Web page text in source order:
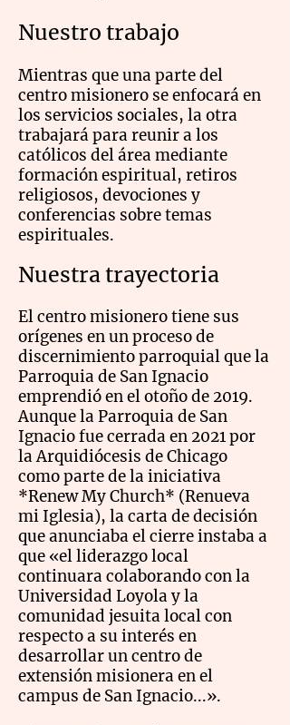
Nuestro trabajo
Mientras que una parte del
centro misionero se enfocará en
los servicios sociales, la otra
trabajará para reunir a los
católicos del área mediante
formación espiritual, retiros
religiosos, devociones y
conferencias sobre temas
espirituales.
​Nuestra trayectoria
El centro misionero tiene sus
orígenes en un proceso de
discernimiento parroquial que la
Parroquia de San Ignacio
emprendió en el otoño de 2019.
Aunque la Parroquia de San
Ignacio fue cerrada en 2021 por
la Arquidiócesis de Chicago
como parte de la iniciativa
*Renew My Church* (Renueva
mi Iglesia), la carta de decisión
que anunciaba el cierre instaba a
que «el liderazgo local
continuara colaborando con la
Universidad Loyola y la
comunidad jesuita local con
respecto a su interés en
desarrollar un centro de
extensión misionera en el
campus de San Ignacio...».